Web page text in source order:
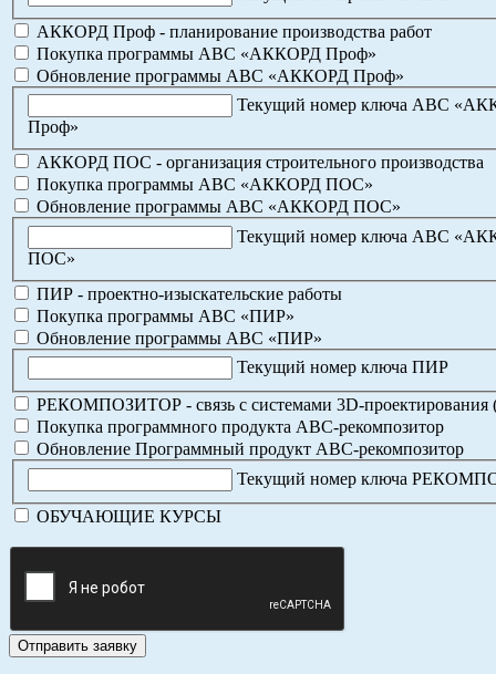
АККОРД Проф - планирование производства работ
Покупка программы АВС «АККОРД Проф»
Обновление программы АВС «АККОРД Проф»
Текущий номер ключа АВС
Проф»
АККОРД ПОС - организация строительного производства
Покупка программы АВС «АККОРД ПОС»
Обновление программы АВС «АККОРД ПОС»
Текущий номер ключа АВС
ПОС»
ПИР - проектно-изыскательские работы
Покупка программы АВС «ПИР»
Обновление программы АВС «ПИР»
Текущий номер ключа ПИР
РЕКОМПОЗИТОР - связь с системами 3D-проектирования
Покупка программного продукта АВС-рекомпозитор
Обновление Программный продукт АВС-рекомпозитор
Текущий номер ключа
ОБУЧАЮЩИЕ КУРСЫ